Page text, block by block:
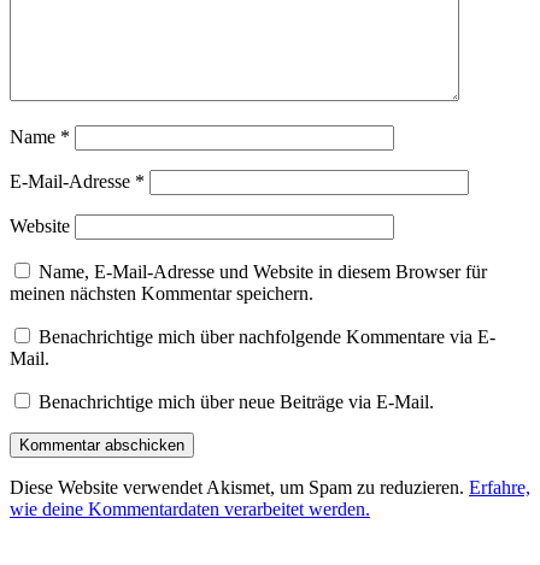
Name *
E-Mail-Adresse *
Website
Name, E-Mail-Adresse und Website in diesem Browser für
meinen nächsten Kommentar speichern.
Benachrichtige mich über nachfolgende Kommentare via E-
Mail.
Benachrichtige mich über neue Beiträge via E-Mail.
Diese Website verwendet Akismet, um Spam zu reduzieren. Erfahre,
wie deine Kommentardaten verarbeitet werden.